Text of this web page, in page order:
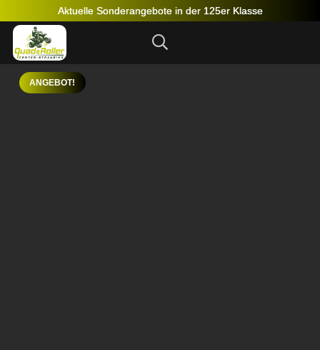
Aktuelle Sonderangebote in der 125er Klasse
ANGEBOT!